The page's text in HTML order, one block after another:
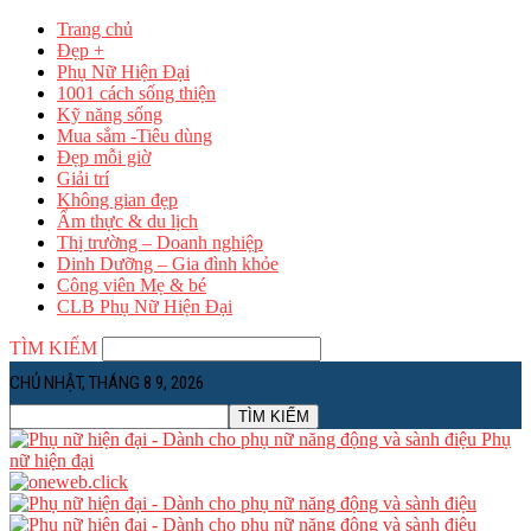
Trang chủ
Đẹp +
Phụ Nữ Hiện Đại
1001 cách sống thiện
Kỹ năng sống
Mua sắm -Tiêu dùng
Đẹp mỗi giờ
Giải trí
Không gian đẹp
Ẩm thực & du lịch
Thị trường – Doanh nghiệp
Dinh Dưỡng – Gia đình khỏe
Công viên Mẹ & bé
CLB Phụ Nữ Hiện Đại
TÌM KIẾM
CHỦ NHẬT, THÁNG 8 9, 2026
Phụ
nữ hiện đại